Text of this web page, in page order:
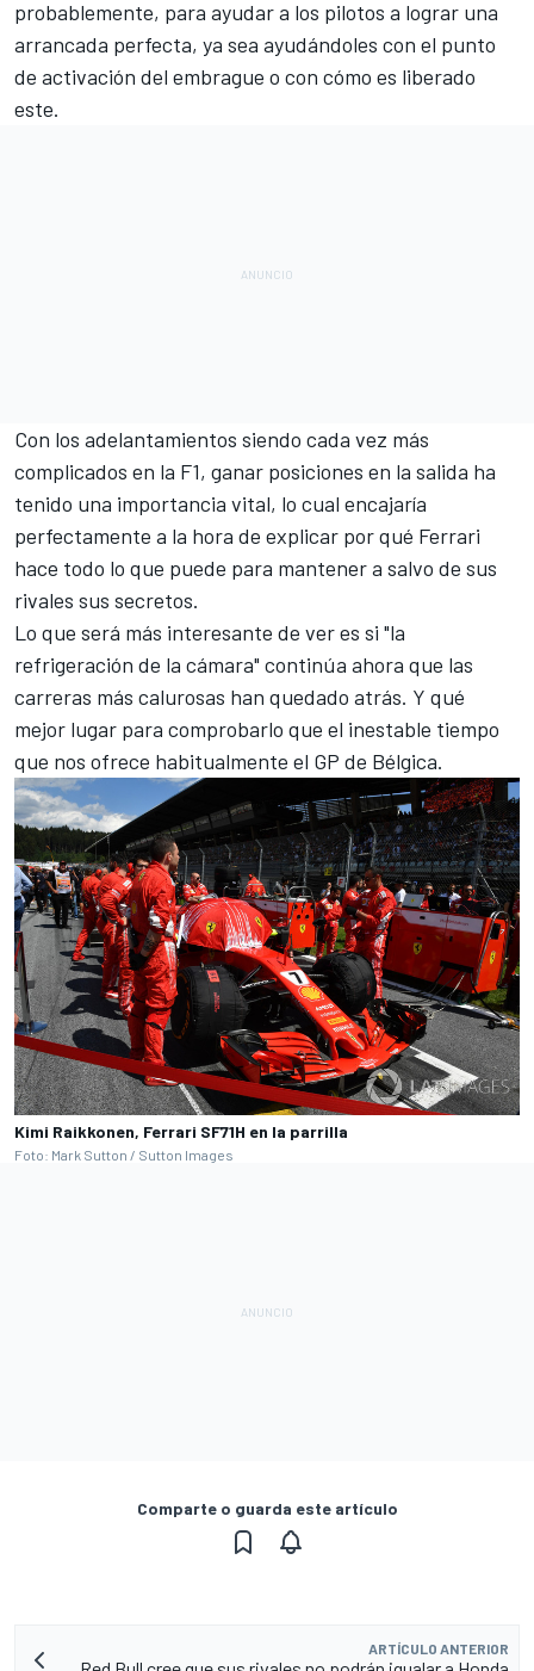
probablemente, para ayudar a los pilotos a lograr una
arrancada perfecta, ya sea ayudándoles con el punto
de activación del embrague o con cómo es liberado
este.
Con los adelantamientos siendo cada vez más
complicados en la F1, ganar posiciones en la salida ha
tenido una importancia vital, lo cual encajaría
perfectamente a la hora de explicar por qué Ferrari
hace todo lo que puede para mantener a salvo de sus
rivales sus secretos.
Lo que será más interesante de ver es si "la
refrigeración de la cámara" continúa ahora que las
carreras más calurosas han quedado atrás. Y qué
mejor lugar para comprobarlo que el inestable tiempo
que nos ofrece habitualmente el GP de Bélgica.
Kimi Raikkonen, Ferrari SF71H en la parrilla
Foto: Mark Sutton / Sutton Images
Comparte o guarda este artículo
ARTÍCULO ANTERIOR